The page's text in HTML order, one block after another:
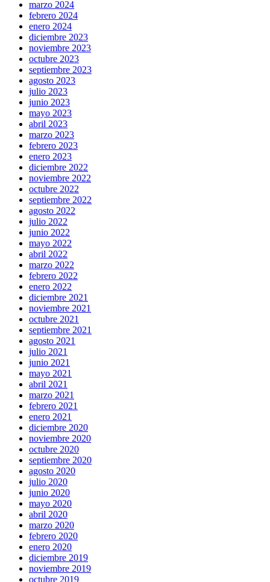
marzo 2024
febrero 2024
enero 2024
diciembre 2023
noviembre 2023
octubre 2023
septiembre 2023
agosto 2023
julio 2023
junio 2023
mayo 2023
abril 2023
marzo 2023
febrero 2023
enero 2023
diciembre 2022
noviembre 2022
octubre 2022
septiembre 2022
agosto 2022
julio 2022
junio 2022
mayo 2022
abril 2022
marzo 2022
febrero 2022
enero 2022
diciembre 2021
noviembre 2021
octubre 2021
septiembre 2021
agosto 2021
julio 2021
junio 2021
mayo 2021
abril 2021
marzo 2021
febrero 2021
enero 2021
diciembre 2020
noviembre 2020
octubre 2020
septiembre 2020
agosto 2020
julio 2020
junio 2020
mayo 2020
abril 2020
marzo 2020
febrero 2020
enero 2020
diciembre 2019
noviembre 2019
octubre 2019